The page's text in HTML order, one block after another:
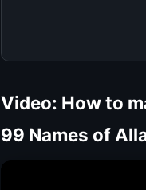
Video: How to
99 Names of